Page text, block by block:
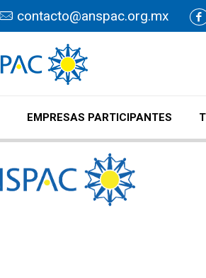
contacto@anspac.org.mx
EMPRESAS PARTICIPANTES